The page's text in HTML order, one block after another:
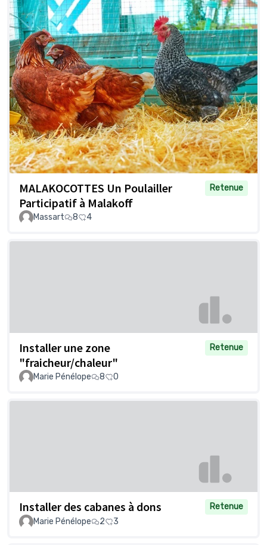
MALAKOCOTTES Un Poulailler
Participatif à Malakoff
Retenue
Massart 8 4
Installer une zone
"fraicheur/chaleur"
Retenue
Marie Pénélope 8 0
Installer des cabanes à dons
Retenue
Marie Pénélope
2 3